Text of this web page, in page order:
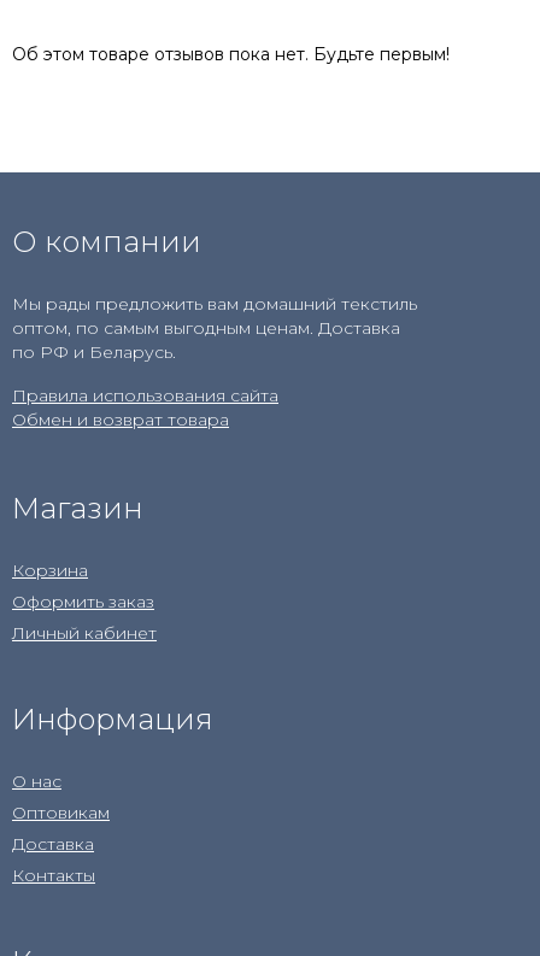
Об этом товаре отзывов пока нет. Будьте первым!
О компании
Мы рады предложить вам домашний текстиль
оптом, по самым выгодным ценам. Доставка
по РФ и Беларусь.
Правила использования сайта
Обмен и возврат товара
Магазин
Корзина
Оформить заказ
Личный кабинет
Информация
О нас
Оптовикам
Доставка
Контакты